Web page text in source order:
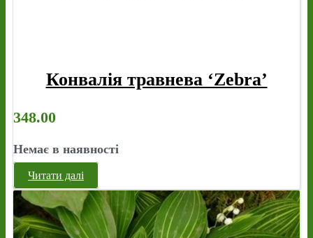
Конвалія травнева ‘Zebra’
348.00
Немає в наявності
Читати далі